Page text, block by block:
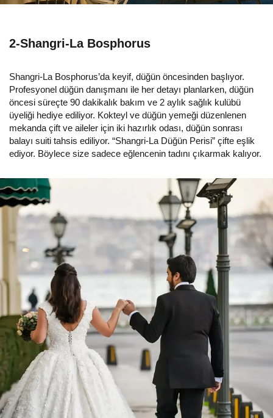
2-Shangri-La Bosphorus
Shangri-La Bosphorus’da keyif, düğün öncesinden başlıyor.
Profesyonel düğün danışmanı ile her detayı planlarken, düğün
öncesi süreçte 90 dakikalık bakım ve 2 aylık sağlık kulübü
üyeliği hediye ediliyor. Kokteyl ve düğün yemeği düzenlenen
mekanda çift ve aileler için iki hazırlık odası, düğün sonrası
balayı suiti tahsis ediliyor. “Shangri-La Düğün Perisi” çifte eşlik
ediyor. Böylece size sadece eğlencenin tadını çıkarmak kalıyor.